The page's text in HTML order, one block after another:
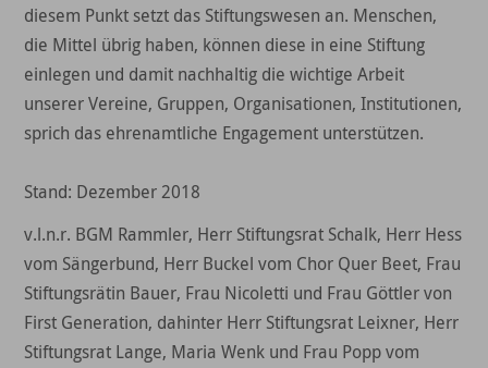
diesem Punkt setzt das Stiftungswesen an. Menschen,
die Mittel übrig haben, können diese in eine Stiftung
einlegen und damit nachhaltig die wichtige Arbeit
unserer Vereine, Gruppen, Organisationen, Institutionen,
sprich das ehrenamtliche Engagement unterstützen.
Stand: Dezember 2018
v.l.n.r. BGM Rammler, Herr Stiftungsrat Schalk, Herr Hess
vom Sängerbund, Herr Buckel vom Chor Quer Beet, Frau
Stiftungsrätin Bauer, Frau Nicoletti und Frau Göttler von
First Generation, dahinter Herr Stiftungsrat Leixner, Herr
Stiftungsrat Lange, Maria Wenk und Frau Popp vom